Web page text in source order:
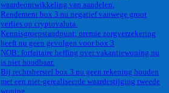
waardeontwikkeling van aandelen.
Rendement box 3 nu negatief vanwege groot
verlies op cryptovaluta.
Kennisgroepstandpunt: premie zorgverzekering
heeft nu geen gevolgen voor box 3
NOB: forfaitaire heffing over vakantiewoning nu
is niet houdbaar.
Bij rechtsherstel box 3 nu geen rekening houden
met een niet-gerealiseerde waardestijging tweede
woning.